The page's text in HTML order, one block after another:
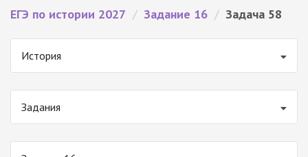
ЕГЭ по истории 2027 / Задание 16 / Задача 58
История
Задания